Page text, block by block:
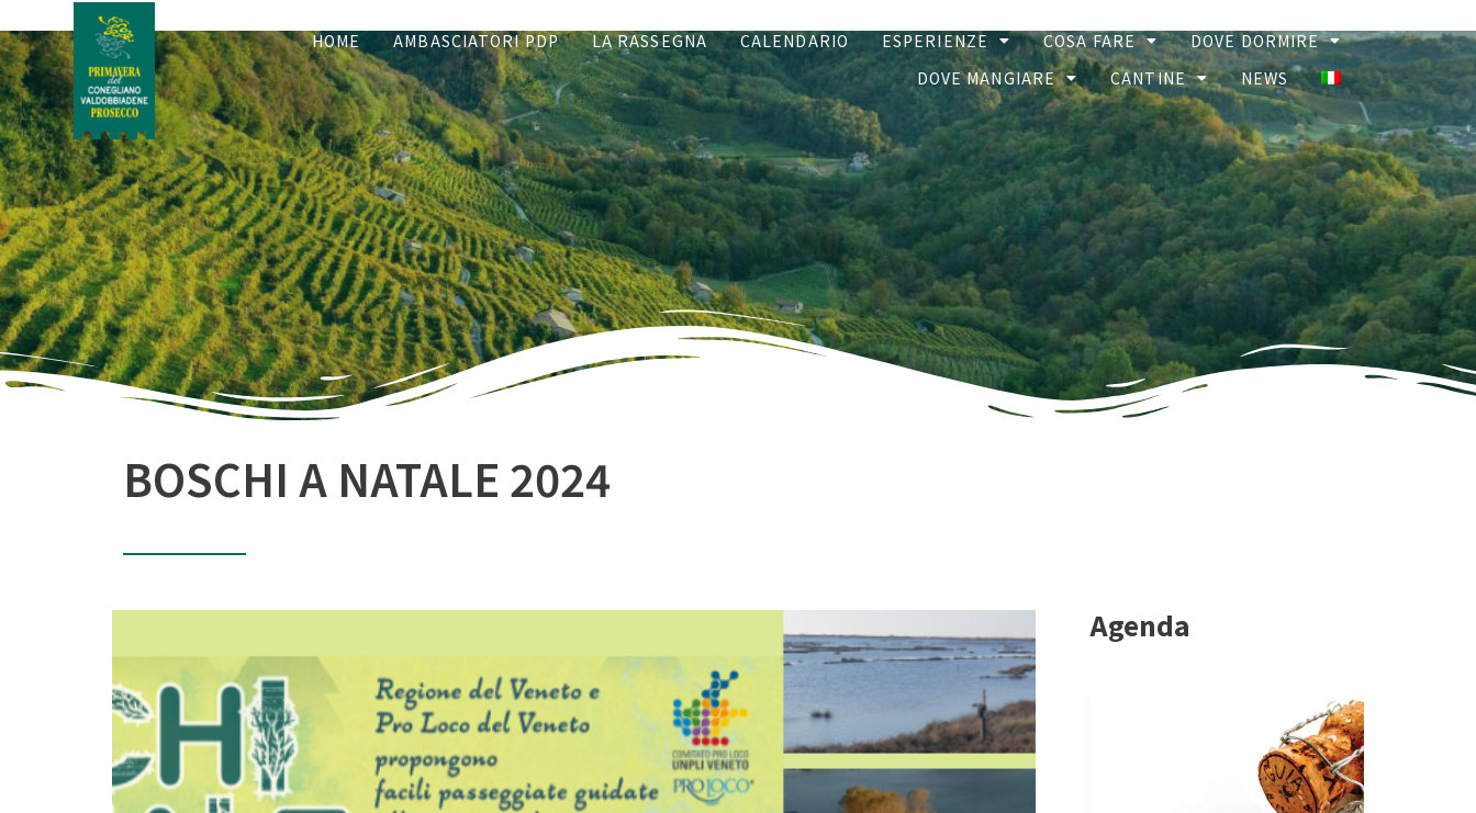
HOME AMBASCIATORI PDP LA RASSEGNA CALENDARIO ESPERIENZE COSA FARE
DOVE DORMIRE
DOVE MANGIARE
CANTINE NEWS
BOSCHI A NATALE 2024
Agenda